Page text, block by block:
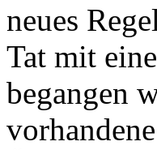
neues
Tat mit
begangen